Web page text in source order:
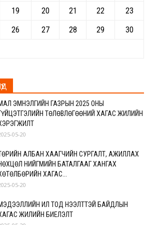
19 20 21 22
23
26 27 28 29
30
ЭМНЭЛГИЙН ГАЗРЫН 2025 ОНЫ
ТӨЛӨВЛӨГӨӨНИЙ ХАГАС ЖИЛИЙН
05-20
АЛБАН ХААГЧИЙН СУРГАЛТ, АЖИЛЛАХ
НИЙГМИЙН БАТАЛГААГ ХАНГАХ
ХАГАС...
05-20
ИЛ ТОД НЭЭЛТТЭЙ БАЙДЛЫН
ЖИЛИЙН БИЕЛЭЛТ